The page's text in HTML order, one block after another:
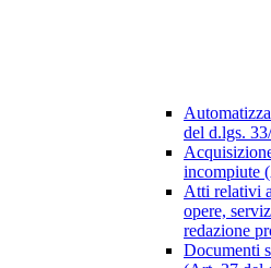
del d.lgs.
incompiute
Atti relativi
opere,
redazione
Documenti